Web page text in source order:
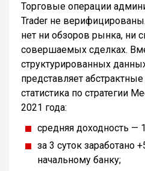
Торговые операции
Trader не
нет ни обзоров рынка, ни
совершаемых сделках.
структурированных
представляет
статистика по стратегии
2021 года:
средняя доходность —
за 3 суток заработано
начальному банку;